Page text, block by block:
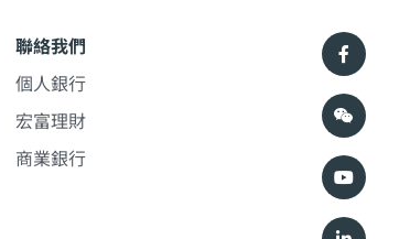
聯絡我們
個人銀行
宏富理財
商業銀行